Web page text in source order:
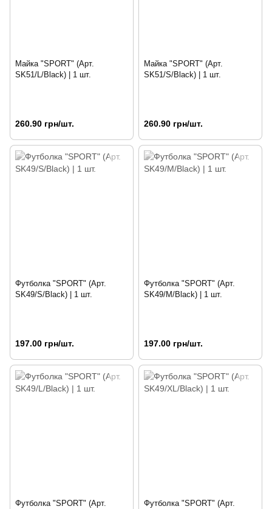
Майка "SPORT" (Арт.
SK51/L/Black) | 1 шт.
260.90 грн/шт.
Майка "SPORT" (Арт.
SK51/S/Black) | 1 шт.
260.90 грн/шт.
Футболка "SPORT" (Арт.
SK49/S/Black) | 1 шт.
197.00 грн/шт.
Футболка "SPORT" (Арт.
SK49/M/Black) | 1 шт.
197.00 грн/шт.
Футболка "SPORT" (Арт.
Футболка "SPORT" (Арт.